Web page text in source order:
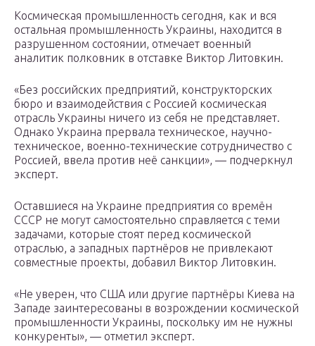
Космическая промышленность сегодня, как и вся
остальная промышленность Украины, находится в
разрушенном состоянии, отмечает военный
аналитик полковник в отставке Виктор Литовкин.
«Без российских предприятий, конструкторских
бюро и взаимодействия с Россией космическая
отрасль Украины ничего из себя не представляет.
Однако Украина прервала техническое, научно-
техническое, военно-технические сотрудничество с
Россией, ввела против неё санкции», — подчеркнул
эксперт.
Оставшиеся на Украине предприятия со времён
СССР не могут самостоятельно справляется с теми
задачами, которые стоят перед космической
отраслью, а западных партнёров не привлекают
совместные проекты, добавил Виктор Литовкин.
«Не уверен, что США или другие партнёры Киева на
Западе заинтересованы в возрождении космической
промышленности Украины, поскольку им не нужны
конкуренты», — отметил эксперт.